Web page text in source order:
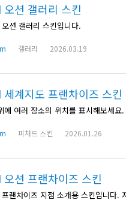
션 갤러리 스킨
션 갤러리 스킨입니다.
갤러리 2026.03.19
계지도 프랜차이즈 스킨
에 여러 장소의 위치를 표시해보세요.
피처드 스킨 2026.01.26
션 프랜차이즈 스킨
랜차이즈 지점 소개용 스킨입니다.